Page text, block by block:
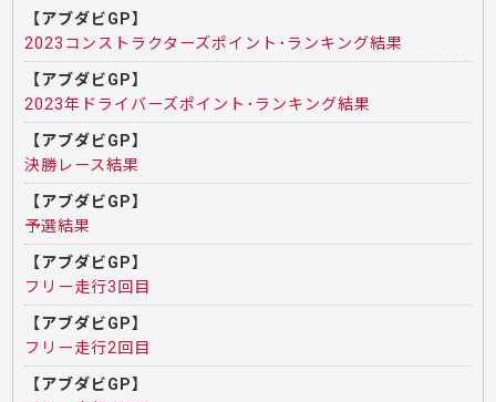
【アブダビGP】
2023コンストラクターズポイント･ランキング結果
【アブダビGP】
2023年ドライバーズポイント･ランキング結果
【アブダビGP】
決勝レース結果
【アブダビGP】
予選結果
【アブダビGP】
フリー走行3回目
【アブダビGP】
フリー走行2回目
【アブダビGP】